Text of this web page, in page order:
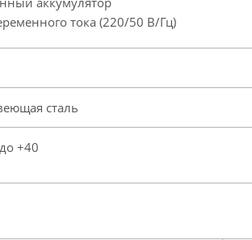
тока (220/50 В/Гц)
сталь
+40